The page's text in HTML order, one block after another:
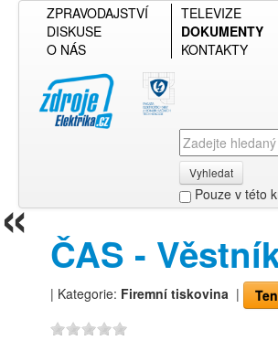
ZPRAVODAJSTVÍ
TELEVIZE
DISKUSE
DOKUMENTY
O NÁS
KONTAKTY
Vyhledat
Pouze v této
Přehled podle firmy
Přehled podle obsahu
ČAS -
| Kategorie: Firemní tiskovina |
«